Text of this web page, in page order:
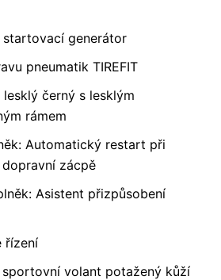
startovací generátor
pneumatik TIREFIT
černý s lesklým
rámem
Automatický restart při
zácpě
Asistent přizpůsobení
řízení
volant potažený kůží